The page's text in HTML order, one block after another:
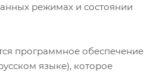
режимах и состоянии
программное обеспечение
языке), которое